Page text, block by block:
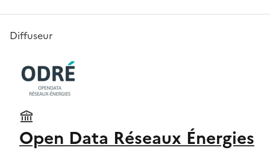
Diffuseur
Open Data Réseaux Énergies